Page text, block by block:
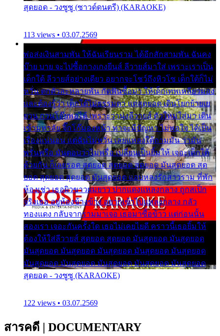
สุดยอด - วงซูซู (ซาวด์ดนตรี) (KARAOKE)
113 views • 03.07.2569
พ่อส่งเงินสามพัน ให้ฉันเรียนราม ได้อีกสักสามพัน ฉันคง
บ๊าย บาย จะไปซื้อกางเกงยีนส์ ลีวายส์มาใส่ เพราะเราเป็น
เด็กใต้ ลีวายส์อย่างเดียว อยากจะโชว์ถึงหิวโซ เด็กใต้ก็ไม่
หวั่น ตกตัวละหลายพัน กัดฟันซื้อมา ให้เด็กเทพเหลียวมอง
และต้องรู้ว่า เด็กใต้ไม่ธรรมดา แต่สุดยอด เดินโยกย้ายเย
ยวน กวนโอ๊ยพอได้ เพราะว่านุ่งลีวายส์ ตัวใหม่ใส่มา เดิน
เข้ามหาลัย จิ๊กโก๊มองหน้า ท่าจะมีปัญหา ไม่พอใจ ได้เป็น
เรื่องแน่นอน แต่ฉันไม่หวั่น เลยแหลงใต้ถามมัน ว่ามัน
พรั่นพรือ มันตอบว่าไม่พรื่อ เปลี่ยนเป็นยิ้มให้ เจอะเด็กใต้
ด้วยกัน ก็เลยรอด สุดยอด สุดยอด สุดยอด มันสุดยอด สุด
ยอด สุดยอด สุดยอด มันสุดยอด แอบหลงรักสาวราม ที่พัก
ห้องเช่า เธอผิวขาวผมยาว ปากแดงแหลงกลาง ถูกสเป็ก
จริงเธอ อยู่ห้องข้างข้าง อยากเข้าไปแหลงกลาง กลัว
ทองแดง กลับจากรามมาเจอ เธอมาซื้อข้าว แต่ก่อนนั้น
สองเรา เจอะกันครั้งใด เธอไม่เคยไยดี คราวนี้เธอยิ้มให้
ต้องให้ใส่ลีวายส์ สุดยอด สุดยอด มันสุดยอด มันสุดยอด
มันสุดยอด มันสุดยอด มันสุดยอด มันสุดยอด มันสุดยอด
มันสุดยอด มันสุดยอด มันสุดยอด มันสุดยอด มันสุดยอด
สุดยอด - วงซูซู (KARAOKE)
122 views • 03.07.2569
สารคดี | DOCUMENTARY